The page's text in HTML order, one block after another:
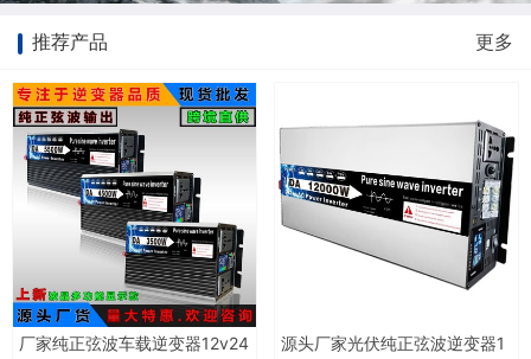
推荐产品 更多
厂家纯正弦波车载逆变器12v24
源头厂家光伏纯正弦波逆变器1